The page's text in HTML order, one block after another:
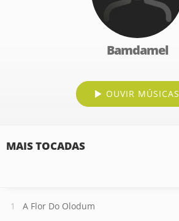
Bamdamel
OUVIR MÚSICAS
MAIS TOCADAS
A Flor Do Olodum